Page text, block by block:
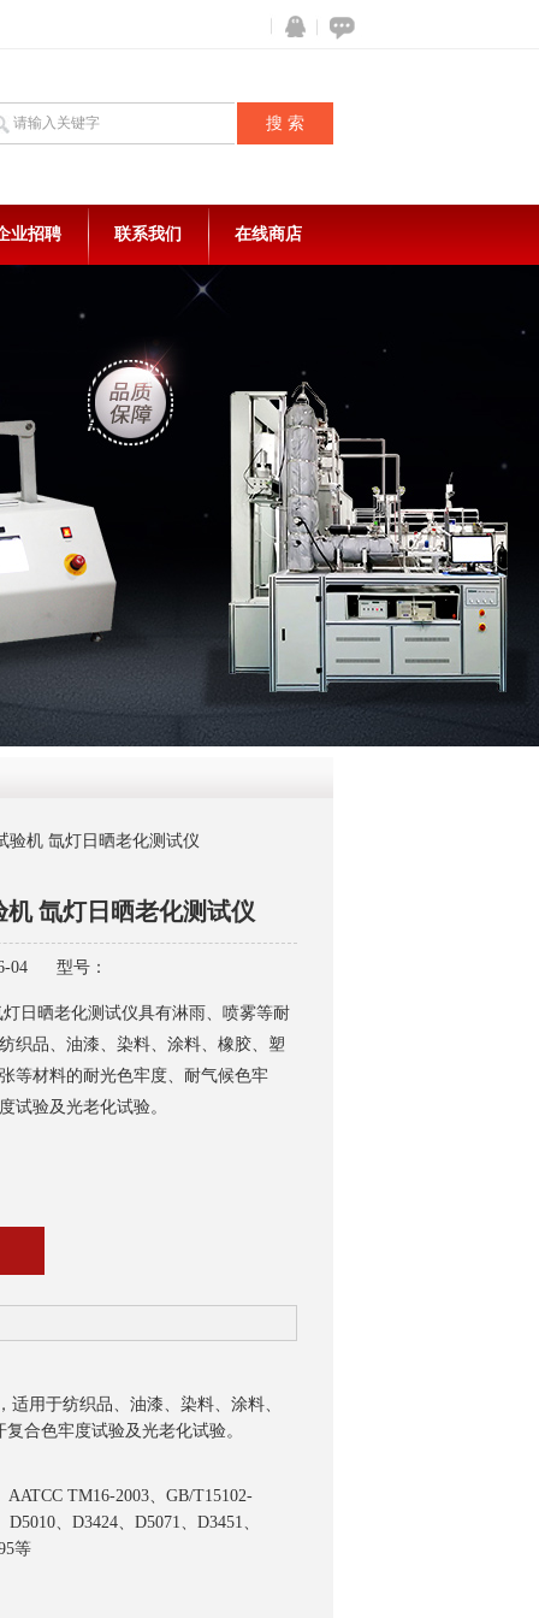
在线咨
业招聘 联系我们 在线商店
验机 氙灯日晒老化测试仪
机 氙灯日晒老化测试仪
04 型号：
日晒老化测试仪具有淋雨、喷雾等耐
织品、油漆、染料、涂料、橡胶、塑
等材料的耐光色牢度、耐气候色牢
试验及光老化试验。
用于纺织品、油漆、染料、涂料、
合色牢度试验及光老化试验。
TM16-2003、GB/T15102-
、D3424、D5071、D3451、
等